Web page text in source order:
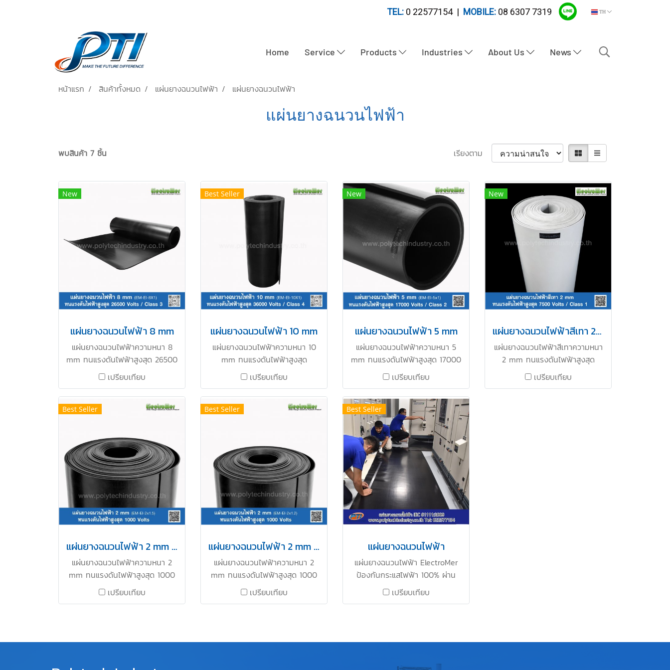
TEL:0 22577154 | MOBILE: 08 6307 7319 TH
Home Service Products Industries About Us News
หน้าแรก สินค้าทั้งหมด แผ่นยางฉนวนไฟฟ้า แผ่นยางฉนวนไฟฟ้า
แผ่นยางฉนวนไฟฟ้า
พบสินค้า 7 ชิ้น เรียงตาม
New
แผ่นยางฉนวนไฟฟ้า 8 mm
แผ่นยางฉนวนไฟฟ้าความหนา 8
mm ทนแรงดันไฟฟ้าสูงสุด 26500
Volts / Class 3 เหมาะสำหรับการ
ตู้ไฟ เป็นต้น ทนแรงดันไฟฟ้าสูงสุด
26500 Volts / Class 3 ป้องกัน
ยางฉนวนไฟฟ้าทนการลามไฟ ผ่าน
การทดสอบ มีใบ Cer. รับรอง
COA. แผ่นยางมีความแข็งแรงทน
การฉีกขาด แผ่นยางทนการสึก ติด
ตั้งง่าย สะดวกต่อการใช้งาน
อุณหภูมิการใช้งาน : -30 to
+100°C ติดต่อสอบถามราคาสินค้า
ขายได้ที่ Tel : 0-2257-7154 / MB
@ptirubber
เปรียบเทียบ
Best Seller
แผ่นยางฉนวนไฟฟ้า 10 mm
แผ่นยางฉนวนไฟฟ้าความหนา 10
mm ทนแรงดันไฟฟ้าสูงสุด
36000 Volts / Class 4 เหมาะ
Switchboard ตู้ไฟ เป็นต้น ทนแรง
ดันไฟฟ้าสูงสุด 36000 Volts /
ไฟฟ้าทนการลามไฟ ผ่านการ
ทดสอบ มีใบ Cer. รับรอง COA.
แผ่นยางมีความแข็งแรงทนการฉีก
ขาด แผ่นยางทนการสึก ติดตั้งง่าย
สะดวกต่อการใช้งาน อุณหภูมิการ
ใช้งาน : -30 to +100°C ติดต่อ
สอบถามราคาสินค้าขายได้ที่ Tel :
7319 LINE OA : @ptirubber
เปรียบเทียบ
New
แผ่นยางฉนวนไฟฟ้า 5 mm
แผ่นยางฉนวนไฟฟ้าความหนา 5
mm ทนแรงดันไฟฟ้าสูงสุด 17000
Volts / Class 2 เหมาะสำหรับการ
ตู้ไฟ เป็นต้น ทนแรงดันไฟฟ้าสูงสุด
17000 Volts / Class 2 ป้องกัน
อันตรายจากกระแสไฟฟ้าช๊อต แผ่น
ยางฉนวนไฟฟ้าทนการลามไฟ ผ่าน
การทดสอบ มีใบ Cer. รับรอง
COA. แผ่นยางมีความแข็งแรงทน
การฉีกขาด แผ่นยางทนการสึก ติด
ตั้งง่าย สะดวกต่อการใช้งาน
อุณหภูมิการใช้งาน : -30 to
+100°C ติดต่อสอบถามราคาสินค้า
ขายได้ที่ Tel : Tel : 0-2257-7154
: @ptirubber
เปรียบเทียบ
New
แผ่นยางฉนวนไฟฟ้าสีเทา 2 mm x 1.2 M
แผ่นยางฉนวนไฟฟ้าสีเทาความหนา
2 mm ทนแรงดันไฟฟ้าสูงสุด
7500 V. (Class 1 IEC61111) เหมาะ
เปรียบเทียบ
Best Seller
แผ่นยางฉนวนไฟฟ้า 2 mm x 1.5 M
แผ่นยางฉนวนไฟฟ้าความหนา 2
mm ทนแรงดันไฟฟ้าสูงสุด 1000
V. ( Class 0 IEC61111)เหมาะ
เปรียบเทียบ
Best Seller
แผ่นยางฉนวนไฟฟ้า 2 mm x 1.2 M
แผ่นยางฉนวนไฟฟ้าความหนา 2
mm ทนแรงดันไฟฟ้าสูงสุด 1000
V. ( Class 0 IEC61111)เหมาะ
เปรียบเทียบ
Best Seller
แผ่นยางฉนวนไฟฟ้า
แผ่นยางฉนวนไฟฟ้า ElectroMer
ป้องกันกระแสไฟฟ้า 100% ผ่าน
การทดสอบตามมาตรฐาน IEC
ต่างๆ LT/MT/HT Panels . แนะนำ
เปรียบเทียบ